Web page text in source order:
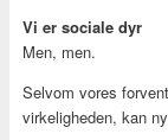
Vi er sociale dyr
Men, men.
Selvom vores
virkeligheden, kan